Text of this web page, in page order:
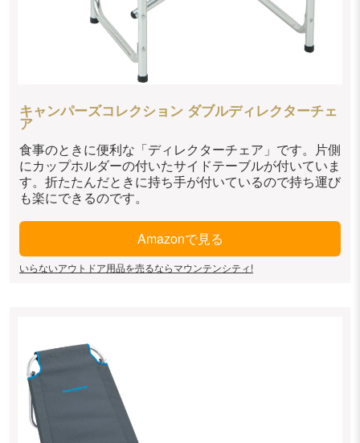
キャンパーズコレクション ダブルディレクターチェ
ア
食事のときに便利な「ディレクターチェア」です。片側
にカップホルダーの付いたサイドテーブルが付いていま
す。折たたんだときに持ち手が付いているので持ち運び
も楽にできるのです。
Amazonで見る
いらないアウトドア用品を売るならマウンテンシティ!